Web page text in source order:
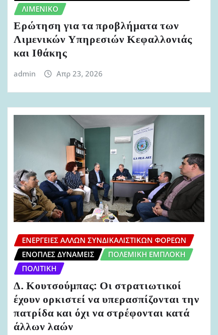
ΛΙΜΕΝΙΚΌ
Ερώτηση για τα προβλήματα των
Λιμενικών Υπηρεσιών Κεφαλλονιάς
και Ιθάκης
admin Απρ 23, 2026
ΕΝΈΡΓΕΙΕΣ ΆΛΛΩΝ ΣΥΝΔΙΚΑΛΙΣΤΙΚΏΝ ΦΟΡΈΩΝ
ΈΝΟΠΛΕΣ ΔΥΝΆΜΕΙΣ
ΠΟΛΕΜΙΚΉ ΕΜΠΛΟΚΉ
ΠΟΛΙΤΙΚΉ
Δ. Κουτσούμπας: Οι στρατιωτικοί
έχουν ορκιστεί να υπερασπίζονται την
πατρίδα και όχι να στρέφονται κατά
άλλων λαών